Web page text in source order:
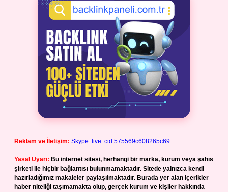
Reklam ve İletişim: Skype: live:.cid.575569c608265c69
Yasal Uyarı: Bu internet sitesi, herhangi bir marka, kurum veya şahıs
şirketi ile hiçbir bağlantısı bulunmamaktadır. Sitede yalnızca kendi
hazırladığımız makaleler paylaşılmaktadır. Burada yer alan içerikler
haber niteliği taşımamakta olup, gerçek kurum ve kişiler hakkında